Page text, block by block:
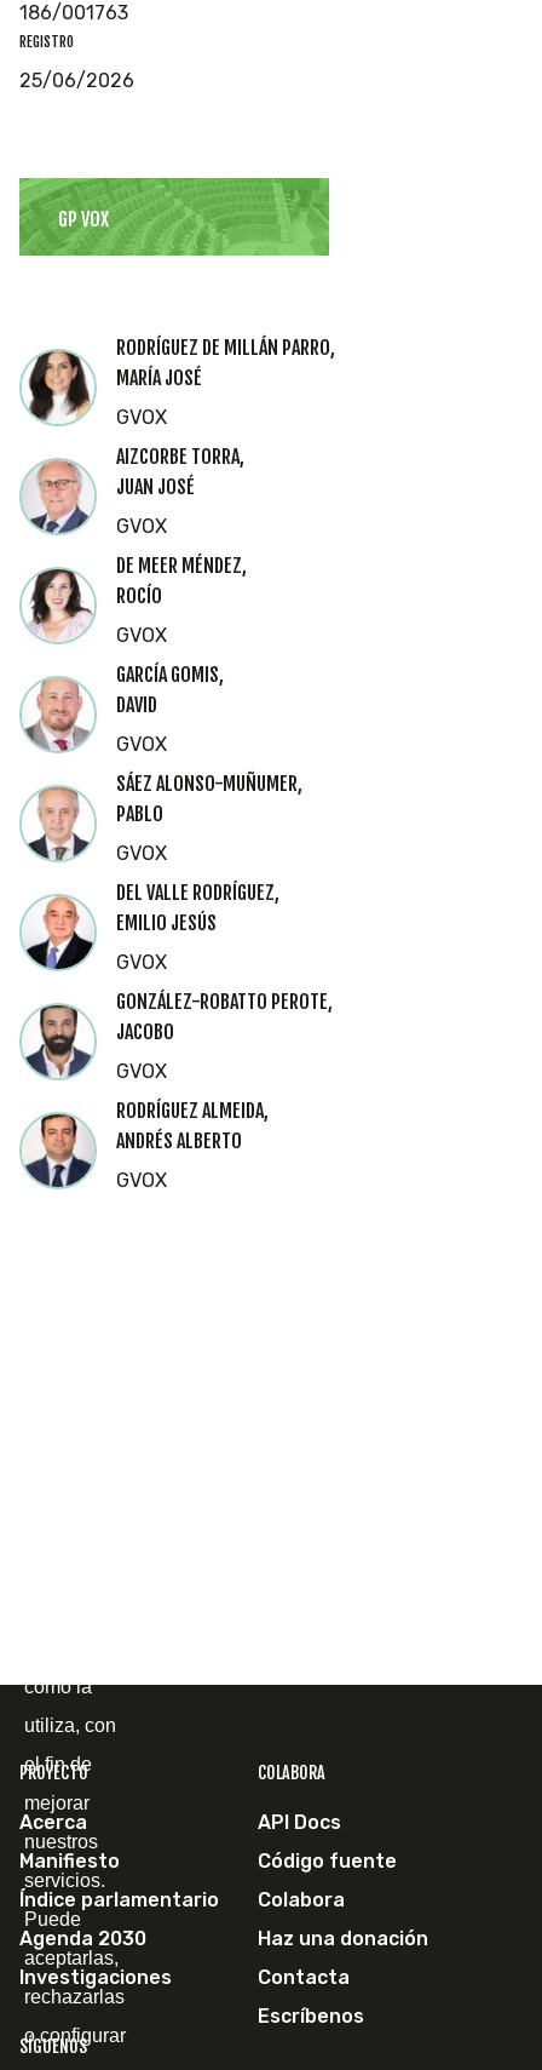
186/001763
REGISTRO
25/06/2026
GP VOX
RODRÍGUEZ DE MILLÁN PARRO,
MARÍA JOSÉ
GVOX
AIZCORBE TORRA,
JUAN JOSÉ
GVOX
DE MEER MÉNDEZ,
ROCÍO
GVOX
GARCÍA GOMIS,
DAVID
GVOX
SÁEZ ALONSO-MUÑUMER,
PABLO
GVOX
DEL VALLE RODRÍGUEZ,
EMILIO JESÚS
GVOX
GONZÁLEZ-ROBATTO PEROTE,
JACOBO
GVOX
RODRÍGUEZ ALMEIDA,
ANDRÉS ALBERTO
GVOX
PROYECTO
Acerca
Manifiesto
Índice parlamentario
Agenda 2030
Investigaciones
COLABORA
API Docs
Código fuente
Colabora
Haz una donación
Contacta
Escríbenos
SÍGUENOS
cómo la
utiliza, con
el fin de
mejorar
nuestros
servicios.
Puede
aceptarlas,
rechazarlas
o configurar